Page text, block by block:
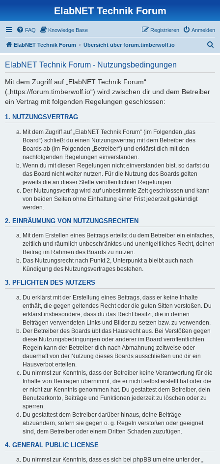
ElabNET Technik Forum
FAQ Knowledge Base Anmelden
Registrieren
ElabNET Technik Forum Übersicht über forum.timberwolf.io
ElabNET Technik Forum - Nutzungsbedingungen
Mit dem Zugriff auf „ElabNET Technik Forum“
(„https://forum.timberwolf.io“) wird zwischen dir und dem Betreiber
ein Vertrag mit folgenden Regelungen geschlossen:
1. NUTZUNGSVERTRAG
Mit dem Zugriff auf „ElabNET Technik Forum“ (im Folgenden „das
Board“) schließt du einen Nutzungsvertrag mit dem Betreiber des
Boards ab (im Folgenden „Betreiber“) und erklärst dich mit den
nachfolgenden Regelungen einverstanden.
Wenn du mit diesen Regelungen nicht einverstanden bist, so darfst du
das Board nicht weiter nutzen. Für die Nutzung des Boards gelten
jeweils die an dieser Stelle veröffentlichten Regelungen.
Der Nutzungsvertrag wird auf unbestimmte Zeit geschlossen und kann
von beiden Seiten ohne Einhaltung einer Frist jederzeit gekündigt
werden.
2. EINRÄUMUNG VON NUTZUNGSRECHTEN
Mit dem Erstellen eines Beitrags erteilst du dem Betreiber ein einfaches,
zeitlich und räumlich unbeschränktes und unentgeltliches Recht, deinen
Beitrag im Rahmen des Boards zu nutzen.
Das Nutzungsrecht nach Punkt 2, Unterpunkt a bleibt auch nach
Kündigung des Nutzungsvertrages bestehen.
3. PFLICHTEN DES NUTZERS
Du erklärst mit der Erstellung eines Beitrags, dass er keine Inhalte
enthält, die gegen geltendes Recht oder die guten Sitten verstoßen. Du
erklärst insbesondere, dass du das Recht besitzt, die in deinen
Beiträgen verwendeten Links und Bilder zu setzen bzw. zu verwenden.
Der Betreiber des Boards übt das Hausrecht aus. Bei Verstößen gegen
diese Nutzungsbedingungen oder anderer im Board veröffentlichten
Regeln kann der Betreiber dich nach Abmahnung zeitweise oder
dauerhaft von der Nutzung dieses Boards ausschließen und dir ein
Hausverbot erteilen.
Du nimmst zur Kenntnis, dass der Betreiber keine Verantwortung für die
Inhalte von Beiträgen übernimmt, die er nicht selbst erstellt hat oder die
er nicht zur Kenntnis genommen hat. Du gestattest dem Betreiber, dein
Benutzerkonto, Beiträge und Funktionen jederzeit zu löschen oder zu
sperren.
Du gestattest dem Betreiber darüber hinaus, deine Beiträge
abzuändern, sofern sie gegen o. g. Regeln verstoßen oder geeignet
sind, dem Betreiber oder einem Dritten Schaden zuzufügen.
4. GENERAL PUBLIC LICENSE
Du nimmst zur Kenntnis, dass es sich bei phpBB um eine unter der „